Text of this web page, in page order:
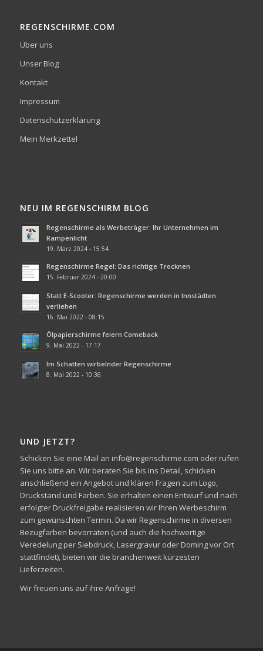
REGENSCHIRME.COM
Über uns
Unser Blog
Kontakt
Impressum
Datenschutzerklärung
Mein Merkzettel
NEU IM REGENSCHIRM BLOG
Regenschirme als Werbeträger: Ihr Unternehmen im
Rampenlicht
19. März 2024 - 15:54
Regenschirme Regel: Das richtige Trocknen
15. Februar 2024 - 20:00
Statt E-Scooter: Regenschirme werden in Innstädten
verliehen
16. Mai 2022 - 08:15
Ölpapierschirme feiern Comeback
9. Mai 2022 - 17:17
Im Schatten wirbelnder Regenschirme
8. Mai 2022 - 10:36
UND JETZT?
Schicken Sie eine Mail an info@regenschirme.com oder rufen
Sie uns bitte an. Wir beraten Sie bis ins Detail, schicken
anschließend ein Angebot und klären Fragen zum Logo,
Druckstand und Farben. Sie erhalten einen Entwurf und nach
erfolgter Druckfreigabe realisieren wir Ihren Werbeschirm
zum gewünschten Termin. Da wir Regenschirme in diversen
Bezugfarben bevorraten (und auch die hochwertige
Veredelung per Siebdruck, Lasergravur oder Doming vor Ort
stattfindet), bieten wir die branchenweit kürzesten
Lieferzeiten.
Wir freuen uns auf ihre Anfrage!